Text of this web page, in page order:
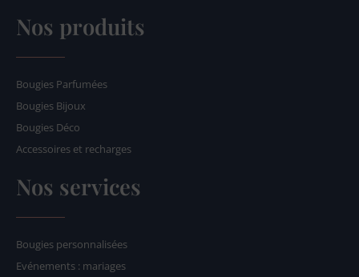
Nos produits
Bougies Parfumées
Bougies Bijoux
Bougies Déco
Accessoires et recharges
Nos services
Bougies personnalisées
Evénements : mariages